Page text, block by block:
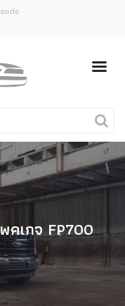
รเมื่อมีการอัพเดต
แต่ง
รถใหม่
คนรักรถ
รถแต่ง
พริตตี้
งานแสดงรถ
Car In The Movie
สเปคราคา รถยนต์
คเกจ FP700